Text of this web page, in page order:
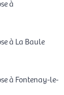
à
à La Baule
à Fontenay-le-